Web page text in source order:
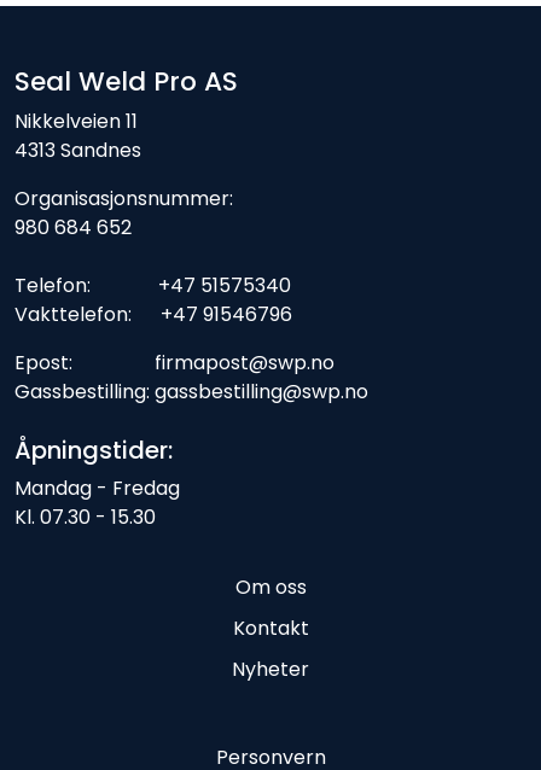
Seal Weld Pro AS
Nikkelveien 11
4313 Sandnes
Organisasjonsnummer:
980 684 652
Telefon: +47 51575340
Vakttelefon: +47 91546796
Epost: firmapost@swp.no
Gassbestilling: gassbestilling@swp.no
Åpningstider:
Mandag - Fredag
Kl. 07.30 - 15.30
Om oss
Kontakt
Nyheter
Personvern